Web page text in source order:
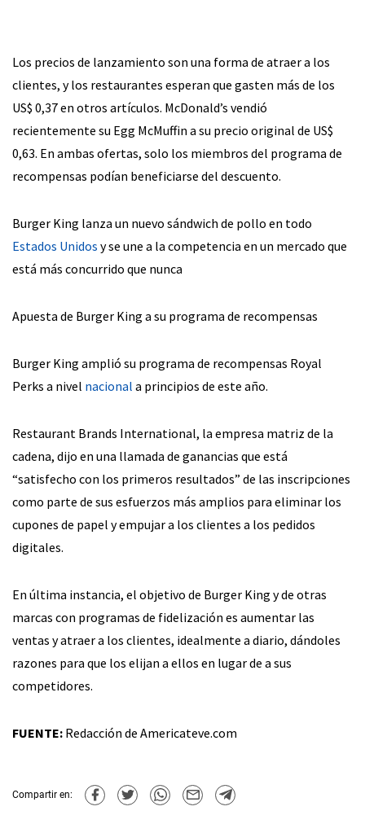
Los precios de lanzamiento son una forma de atraer a los
clientes, y los restaurantes esperan que gasten más de los
US$ 0,37 en otros artículos. McDonald’s vendió
recientemente su Egg McMuffin a su precio original de US$
0,63. En ambas ofertas, solo los miembros del programa de
recompensas podían beneficiarse del descuento.
Burger King lanza un nuevo sándwich de pollo en todo
Estados Unidos y se une a la competencia en un mercado que
está más concurrido que nunca
Apuesta de Burger King a su programa de recompensas
Burger King amplió su programa de recompensas Royal
Perks a nivel nacional a principios de este año.
Restaurant Brands International, la empresa matriz de la
cadena, dijo en una llamada de ganancias que está
“satisfecho con los primeros resultados” de las inscripciones
como parte de sus esfuerzos más amplios para eliminar los
cupones de papel y empujar a los clientes a los pedidos
digitales.
En última instancia, el objetivo de Burger King y de otras
marcas con programas de fidelización es aumentar las
ventas y atraer a los clientes, idealmente a diario, dándoles
razones para que los elijan a ellos en lugar de a sus
competidores.
FUENTE: Redacción de Americateve.com
Compartir en: